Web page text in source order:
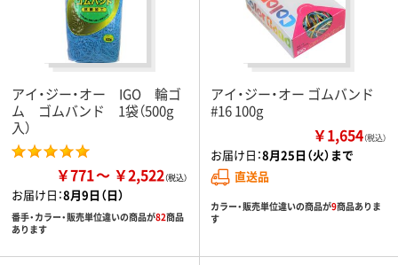
アイ・ジー・オー IGO 輪ゴ
ム ゴムバンド 1袋（500g
入）
￥771 ￥2,522
お届け日：8月9日（日）
番手・カラー・販売単位違いの商品が82商品
あります
アイ・ジー・オー ゴムバンド
#16 100g
￥1,654（税込）
お届け日：8月25日（火）まで
直送品
カラー・販売単位違いの商品が9商品ありま
す